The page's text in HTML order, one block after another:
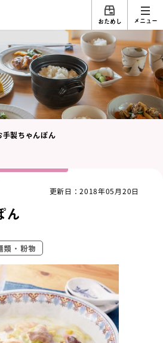
おためし メニュー
手製ちゃんぽん
更新日：2018年05月20日
ん
類・粉物